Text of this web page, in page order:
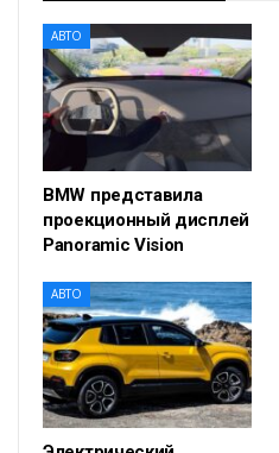
АВТО
BMW представила
проекционный дисплей
Panoramic Vision
АВТО